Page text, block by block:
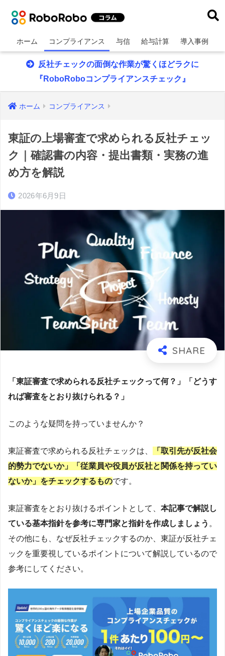
ホーム コンプライアンス 与信 給与計算 導入事例
反社チェックの面倒な作業が驚くほどラクに
『RoboRoboコンプライアンスチェック』
ホーム コンプライアンス
東証の上場審査で求められる反社チェッ
ク｜確認書の内容・提出書類・実務の進
め方を解説
2026年6月9日
「東証審査で求められる反社チェックって何？」
「どうす
れば審査をとおり抜けられる？」
このような疑問を持っていませんか？
東証審査で求められる反社チェックは、
「取引先が反社会
的勢力でないか」「従業員や役員が反社と関係を持ってい
ないか」をチェックするものです。
東証審査をとおり抜けるポイントとして、 本記事で解説し
ている基本指針を参考に専門家と指針を作成しましょう 。
その他にも、なぜ反社チェックするのか、東証が反社チェ
ックを重要視しているポイントについて解説しているので
参考にしてください。